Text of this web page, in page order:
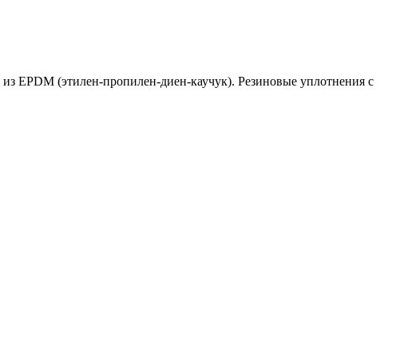
EPDM (этилен-пропилен-диен-каучук). Резиновые уплотнения с